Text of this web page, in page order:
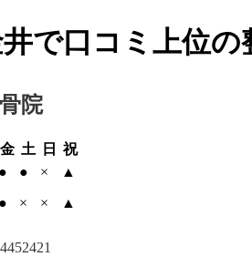
で口コミ上位の
金 土 日
祝
● ● ×
▲
● × × ▲